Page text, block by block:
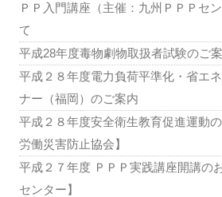
ＰＰ入門講座（主催：九州ＰＰＰセ
て
平成28年度毒物劇物取扱者試験のご
平成２８年度電力負荷平準化・省エ
ナー（福岡）のご案内
平成２８年度安全衛生教育促進運動
労働災害防止協会】
平成２７年度 ＰＰＰ実践講座開講の
センター】